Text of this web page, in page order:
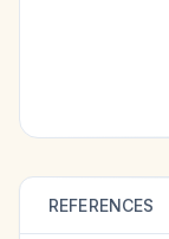
REFERENCES